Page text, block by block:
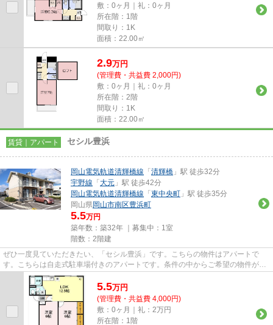
敷：0ヶ月｜礼：0ヶ月
所在階：1階
間取り：1K
面積：22.00㎡
2.9万円
(管理費・共益費 2,000円)
敷：0ヶ月｜礼：0ヶ月
所在階：2階
間取り：1K
面積：22.00㎡
賃貸｜アパート セシル豊浜
岡山電気軌道清輝橋線 「 清輝橋 」駅 徒歩32分
宇野線 「 大元 」駅 徒歩42分
岡山電気軌道清輝橋線 「 東中央町 」駅 徒歩35分
岡山県岡山市南区豊浜町
5.5万円
築年数：築32年 ｜募集中： 1室
階数：2階建
ぜひ一度見ていただきたい、「セシル豊浜」です。こちらの物件はアパートで
す。こちらは自走式駐車場付きのアパートです。条件の中からご希望の物件が見
つからない場合は、当社スタッ...
5.5万円
(管理費・共益費 4,000円)
敷：0ヶ月｜礼：2万円
所在階：1階